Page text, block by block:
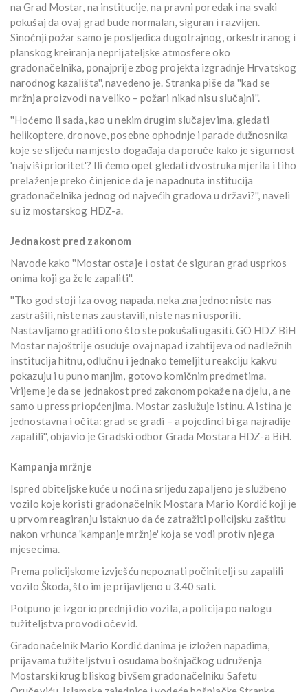
na Grad Mostar, na institucije, na pravni poredak i na svaki
pokušaj da ovaj grad bude normalan, siguran i razvijen.
Sinoćnji požar samo je posljedica dugotrajnog, orkestriranog i
planskog kreiranja neprijateljske atmosfere oko
gradonačelnika, ponajprije zbog projekta izgradnje Hrvatskog
narodnog kazališta'', navedeno je. Stranka piše da ''kad se
mržnja proizvodi na veliko – požari nikad nisu slučajni''.
''Hoćemo li sada, kao u nekim drugim slučajevima, gledati
helikoptere, dronove, posebne ophodnje i parade dužnosnika
koje se slijeću na mjesto događaja da poruče kako je sigurnost
'najviši prioritet'? Ili ćemo opet gledati dvostruka mjerila i tiho
prelaženje preko činjenice da je napadnuta institucija
gradonačelnika jednog od najvećih gradova u državi?'', naveli
su iz mostarskog HDZ-a.
Jednakost pred zakonom
Navode kako ''Mostar ostaje i ostat će siguran grad usprkos
onima koji ga žele zapaliti''.
''Tko god stoji iza ovog napada, neka zna jedno: niste nas
zastrašili, niste nas zaustavili, niste nas ni usporili.
Nastavljamo graditi ono što ste pokušali ugasiti. GO HDZ BiH
Mostar najoštrije osuđuje ovaj napad i zahtijeva od nadležnih
institucija hitnu, odlučnu i jednako temeljitu reakciju kakvu
pokazuju i u puno manjim, gotovo komičnim predmetima.
Vrijeme je da se jednakost pred zakonom pokaže na djelu, a ne
samo u press priopćenjima. Mostar zaslužuje istinu. A istina je
jednostavna i očita: grad se gradi – a pojedinci bi ga najradije
zapalili'', objavio je Gradski odbor Grada Mostara HDZ-a BiH.
Kampanja mržnje
Ispred obiteljske kuće u noći na srijedu zapaljeno je službeno
vozilo koje koristi gradonačelnik Mostara Mario Kordić koji je
u prvom reagiranju istaknuo da će zatražiti policijsku zaštitu
nakon vrhunca 'kampanje mržnje' koja se vodi protiv njega
mjesecima.
Prema policijskome izvješću nepoznati počinitelji su zapalili
vozilo Škoda, što im je prijavljeno u 3.40 sati.
Potpuno je izgorio prednji dio vozila, a policija po nalogu
tužiteljstva provodi očevid.
Gradonačelnik Mario Kordić danima je izložen napadima,
prijavama tužiteljstvu i osudama bošnjačkog udruženja
Mostarski krug bliskog bivšem gradonačelniku Safetu